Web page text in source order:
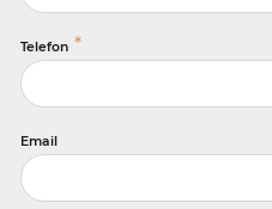
Telefon *
Email